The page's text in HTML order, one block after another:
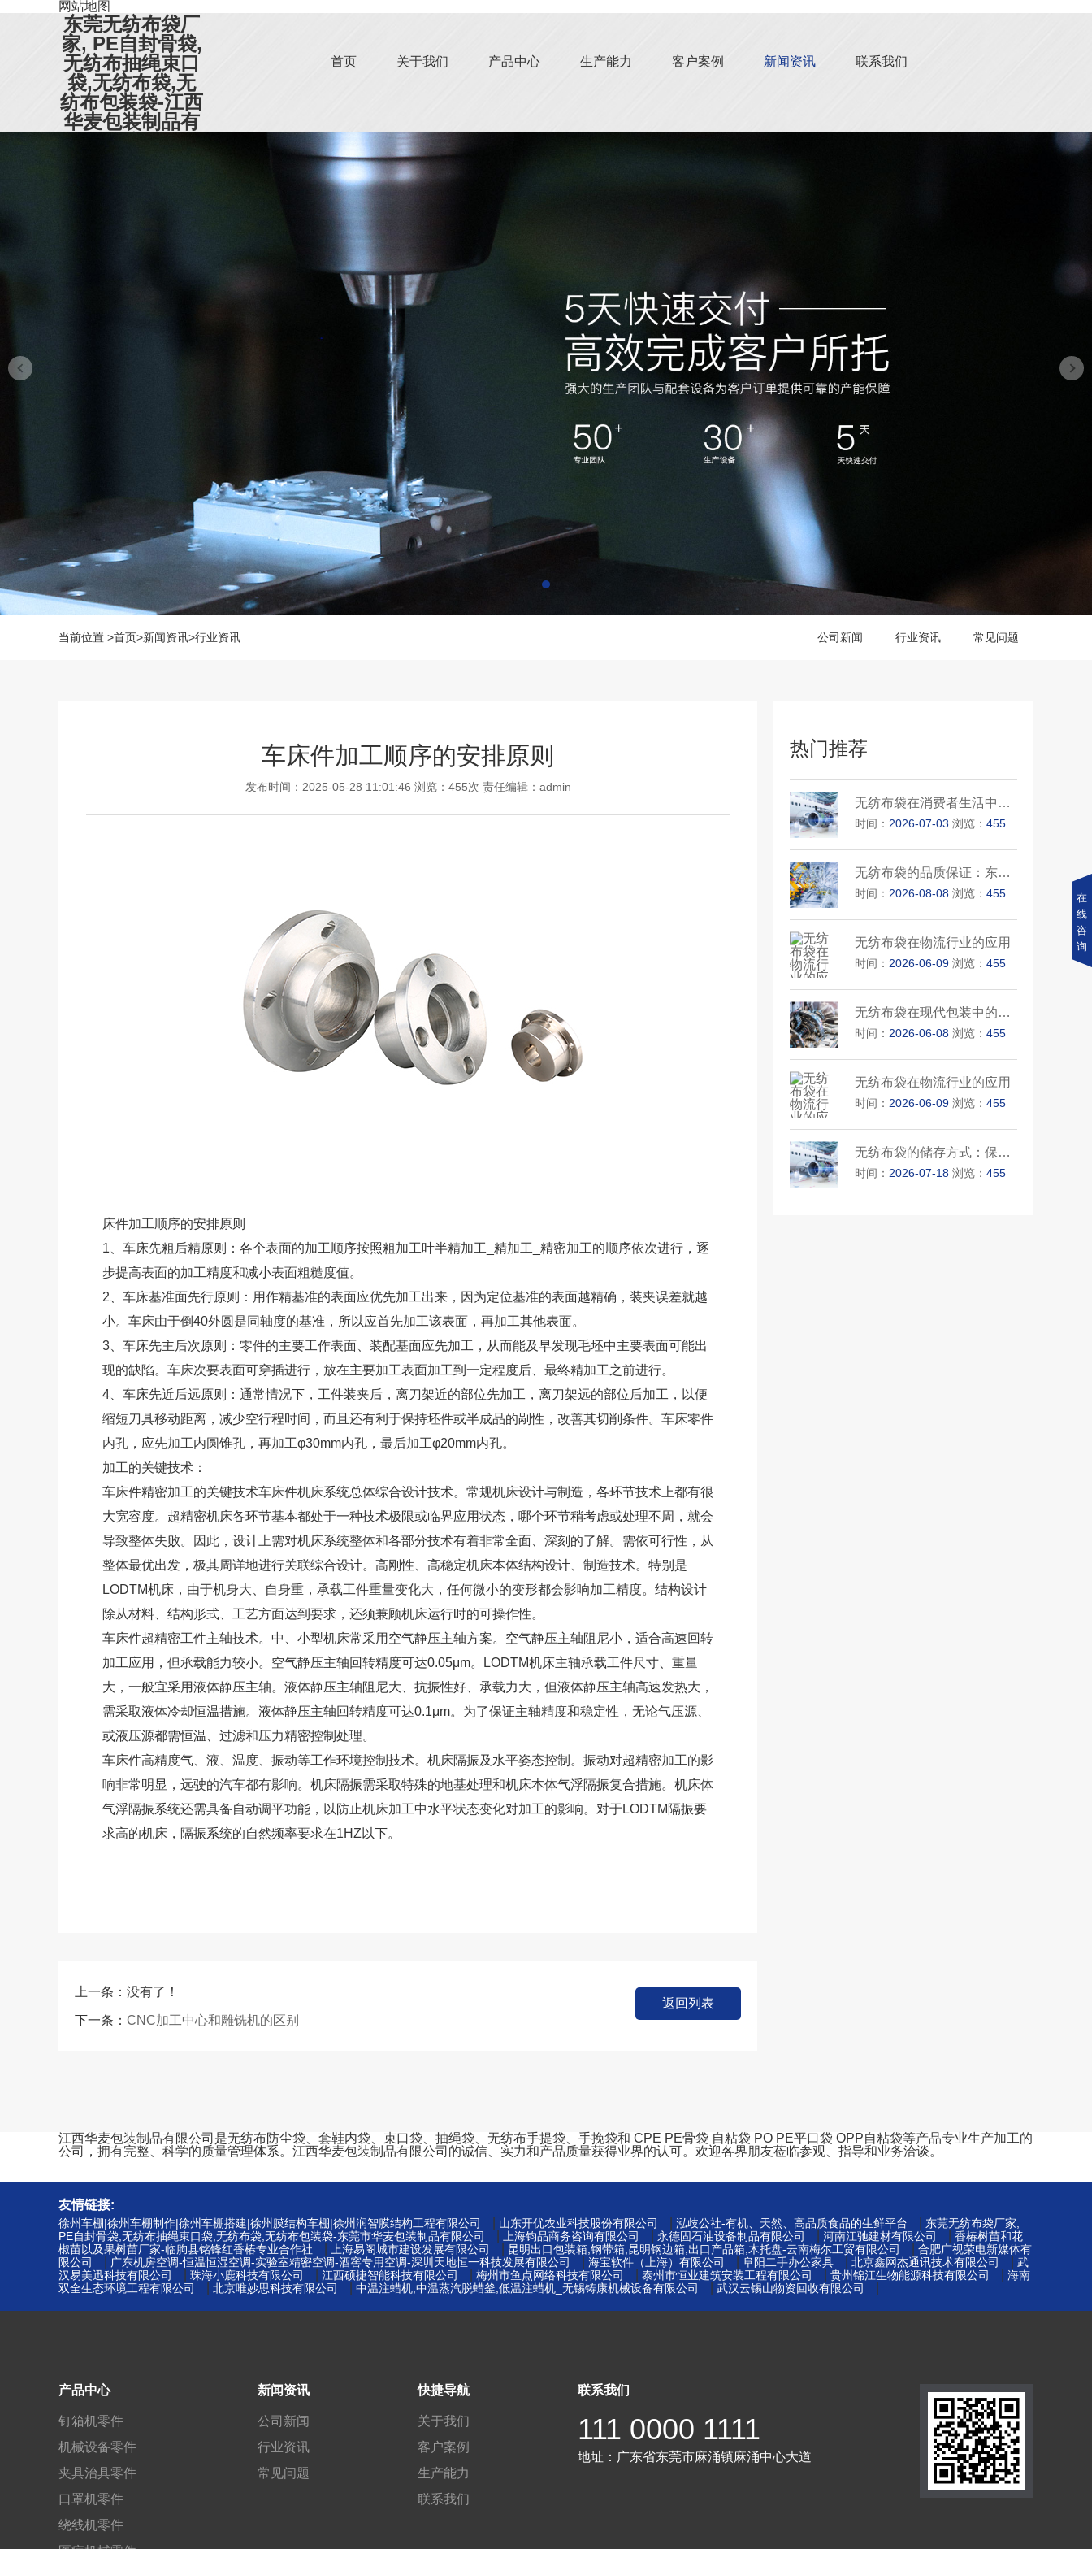
网站地图
东莞无纺布袋厂
家, PE自封骨袋,
无纺布抽绳束口
袋,无纺布袋,无
纺布包装袋-江西
华麦包装制品有
首页 关于我们 产品中心 生产能力 客户案例 新闻资讯 联系我们
当前位置 >首页>新闻资讯>行业资讯 公司新闻 行业资讯 常见问题
车床件加工顺序的安排原则
发布时间：2025-05-28 11:01:46 浏览：455次 责任编辑： admin
床件加工顺序的安排原则
1、车床先粗后精原则：各个表面的加工顺序按照粗加工叶半精加工_精加工_精密加工的顺序依次进行，逐
步提高表面的加工精度和减小表面粗糙度值。
2、车床基准面先行原则：用作精基准的表面应优先加工出来，因为定位基准的表面越精确，装夹误差就越
小。车床由于倒40外圆是同轴度的基准，所以应首先加工该表面，再加工其他表面。
3、车床先主后次原则：零件的主要工作表面、装配基面应先加工，从而能及早发现毛坯中主要表面可能出
现的缺陷。车床次要表面可穿插进行，放在主要加工表面加工到一定程度后、最终精加工之前进行。
4、车床先近后远原则：通常情况下，工件装夹后，离刀架近的部位先加工，离刀架远的部位后加工，以便
缩短刀具移动距离，减少空行程时间，而且还有利于保持坯件或半成品的剐性，改善其切削条件。车床零件
内孔，应先加工内圆锥孔，再加工φ30mm内孔，最后加工φ20mm内孔。
加工的关键技术：
车床件精密加工的关键技术车床件机床系统总体综合设计技术。常规机床设计与制造，各环节技术上都有很
大宽容度。超精密机床各环节基本都处于一种技术极限或临界应用状态，哪个环节稍考虑或处理不周，就会
导致整体失败。因此，设计上需对机床系统整体和各部分技术有着非常全面、深刻的了解。需依可行性，从
整体最优出发，极其周详地进行关联综合设计。高刚性、高稳定机床本体结构设计、制造技术。特别是
LODTM机床，由于机身大、自身重，承载工件重量变化大，任何微小的变形都会影响加工精度。结构设计
除从材料、结构形式、工艺方面达到要求，还须兼顾机床运行时的可操作性。
车床件超精密工件主轴技术。中、小型机床常采用空气静压主轴方案。空气静压主轴阻尼小，适合高速回转
加工应用，但承载能力较小。空气静压主轴回转精度可达0.05μm。LODTM机床主轴承载工件尺寸、重量
大，一般宜采用液体静压主轴。液体静压主轴阻尼大、抗振性好、承载力大，但液体静压主轴高速发热大，
需采取液体冷却恒温措施。液体静压主轴回转精度可达0.1μm。为了保证主轴精度和稳定性，无论气压源、
或液压源都需恒温、过滤和压力精密控制处理。
车床件高精度气、液、温度、振动等工作环境控制技术。机床隔振及水平姿态控制。振动对超精密加工的影
响非常明显，远驶的汽车都有影响。机床隔振需采取特殊的地基处理和机床本体气浮隔振复合措施。机床体
气浮隔振系统还需具备自动调平功能，以防止机床加工中水平状态变化对加工的影响。对于LODTM隔振要
求高的机床，隔振系统的自然频率要求在1HZ以下。
上一条：没有了！
下一条： CNC加工中心和雕铣机的区别
返回列表
热门推荐
无纺布袋在消费者生活中的普及···
时间： 2026-07-03 浏览：455
无纺布袋的品质保证：东莞华麦···
时间： 2026-08-08 浏览：455
无纺布袋在物流行业的应用
时间： 2026-06-09 浏览：455
无纺布袋在现代包装中的重要性
时间： 2026-06-08 浏览：455
无纺布袋在物流行业的应用
时间： 2026-06-09 浏览：455
无纺布袋的储存方式：保护和延···
时间： 2026-07-18 浏览：455
江西华麦包装制品有限公司是无纺布防尘袋、套鞋内袋、束口袋、抽绳袋、无纺布手提袋、手挽袋和 CPE PE骨袋 自粘袋 PO PE平口袋 OPP自粘袋等产品专业生产加工的
公司，拥有完整、科学的质量管理体系。江西华麦包装制品有限公司的诚信、实力和产品质量获得业界的认可。欢迎各界朋友莅临参观、指导和业务洽谈。
友情链接:
徐州车棚|徐州车棚制作|徐州车棚搭建|徐州膜结构车棚|徐州润智膜结构工程有限公司 山东开优农业科技股份有限公司 泓歧公社-有机、天然、高品质食品的生鲜平台
东莞无纺布袋厂家,
PE自封骨袋,无纺布抽绳束口袋,无纺布袋,无纺布包装袋-东莞市华麦包装制品有限公司
上海钧品商务咨询有限公司 永德固石油设备制品有限公司 河南江驰建材有限公司
香椿树苗和花
椒苗以及果树苗厂家-临朐县铭锋红香椿专业合作社
上海易阁城市建设发展有限公司 昆明出口包装箱,钢带箱,昆明钢边箱,出口产品箱,木托盘-云南梅尔工贸有限公司
合肥广视荣电新媒体有
限公司
广东机房空调-恒温恒湿空调-实验室精密空调-酒窖专用空调-深圳天地恒一科技发展有限公司 海宝软件（上海）有限公司 阜阳二手办公家具 北京鑫网杰通讯技术有限公司
武
汉易美迅科技有限公司
珠海小鹿科技有限公司 江西硕捷智能科技有限公司 梅州市鱼点网络科技有限公司 泰州市恒业建筑安装工程有限公司 贵州锦江生物能源科技有限公司
海南
双全生态环境工程有限公司
北京唯妙思科技有限公司 中温注蜡机,中温蒸汽脱蜡釜,低温注蜡机_无锡铸康机械设备有限公司 武汉云锡山物资回收有限公司
产品中心
钉箱机零件
机械设备零件
夹具治具零件
口罩机零件
绕线机零件
新闻资讯
公司新闻
行业资讯
常见问题
快捷导航
关于我们
客户案例
生产能力
联系我们
联系我们
111 0000 1111
地址： 广东省东莞市麻涌镇麻涌中心大道
在
线
咨
询